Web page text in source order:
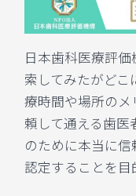
日本歯科医療評
索してみたがど
療時間や場所の
頼して通える歯医
のために本当に信
認定することを目